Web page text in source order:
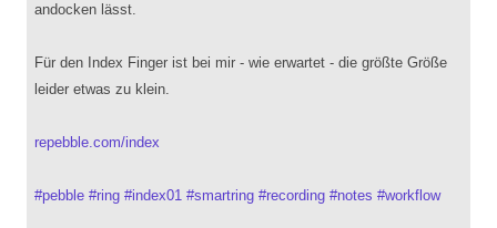
andocken lässt.
Für den Index Finger ist bei mir - wie erwartet - die größte Größe
leider etwas zu klein.
repebble.com/index
#pebble #ring #index01 #smartring #recording #notes #workflow